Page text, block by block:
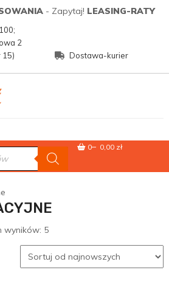
- Zapytaj! LEASING-RATY
2
15)
Dostawa-kurier
0 0,00 zł
wyników: 5Posortowane
najnowszych